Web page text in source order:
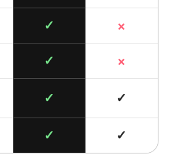
✓ ×
✓ ×
✓ ✓
✓ ✓